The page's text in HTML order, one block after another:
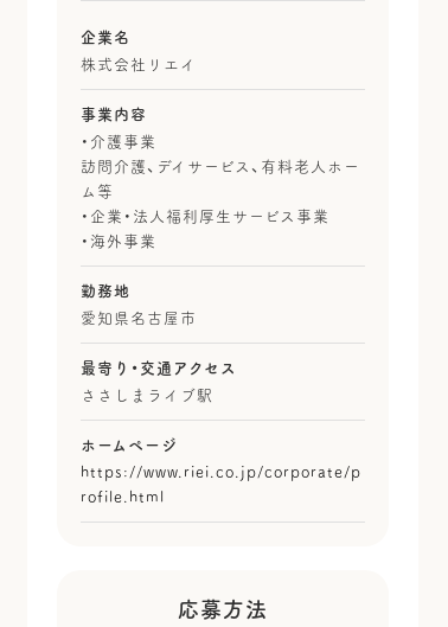
企業名
株式会社リエイ
事業内容
・介護事業
訪問介護、デイサービス、有料老人ホー
ム等
・企業・法人福利厚生サービス事業
・海外事業
勤務地
愛知県名古屋市
最寄り・ 交通アクセス
ささしまライブ駅
ホームページ
https://www.riei.co.jp/corporate/p
rofile.html
応募方法